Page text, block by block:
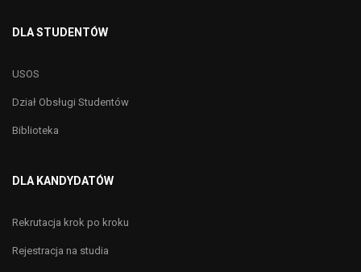
DLA STUDENTÓW
USOS
Dział Obsługi Studentów
Biblioteka
DLA KANDYDATÓW
Rekrutacja krok po kroku
Rejestracja na studia